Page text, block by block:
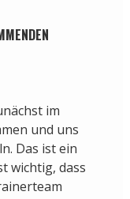
im
und uns
Das ist ein
wichtig, dass